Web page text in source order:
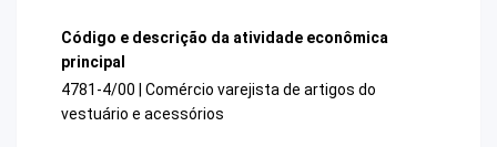
Código e descrição da atividade econômica
principal
4781-4/00 | Comércio varejista de artigos do
vestuário e acessórios